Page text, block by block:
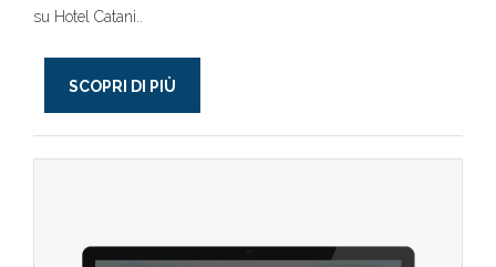
su Hotel Catani..
SCOPRI DI PIÙ